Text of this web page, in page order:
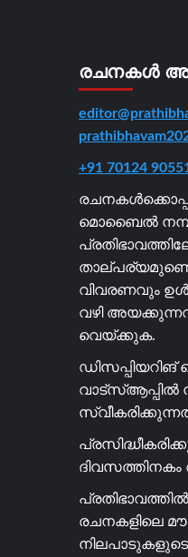
രചനകൾ
+91 70124
മൊബൈൽ
വിവരണവും
വഴി
വെയ്ക്കുക.
ഡിസപ്പിയറിങ്
വാട്സ്ആപ്പിൽ
രചനകളിലെ